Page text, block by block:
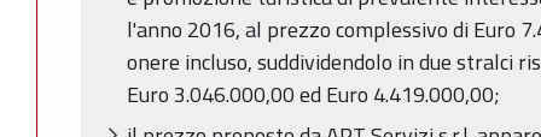
l'anno 2016, al prezzo complessivo di Euro
onere incluso, suddividendolo in due stralci
Euro 3.046.000,00 ed Euro 4.419.000,00;